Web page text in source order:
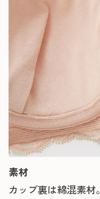
素材
カップ裏は綿混素材。